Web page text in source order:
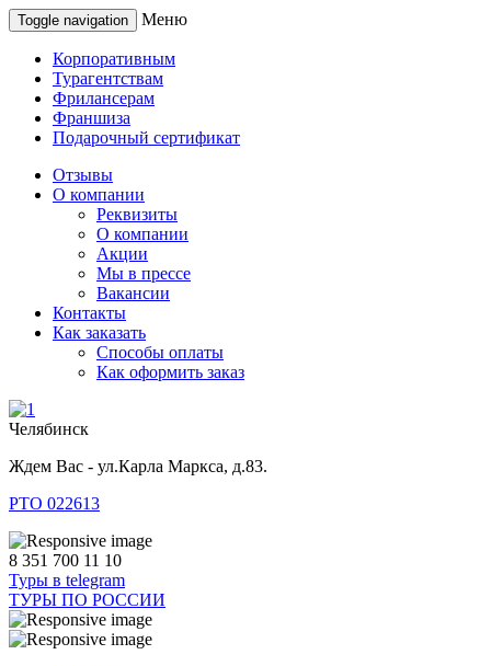
Toggle navigation Меню
Корпоративным
Турагентствам
Фрилансерам
Франшиза
Подарочный сертификат
Отзывы
О компании
Реквизиты
О компании
Акции
Мы в прессе
Вакансии
Контакты
Как заказать
Способы оплаты
Как оформить заказ
Челябинск
Ждем Вас - ул.Карла Маркса, д.83.
РТО 022613
8 351 700 11 10
Туры в telegram
ТУРЫ ПО РОССИИ